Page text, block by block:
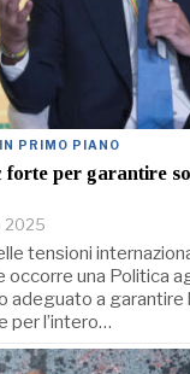
IN PRIMO PIANO
forte per garantire
2025
tensioni
occorre una Politica
adeguato a garantire
per l’intero…